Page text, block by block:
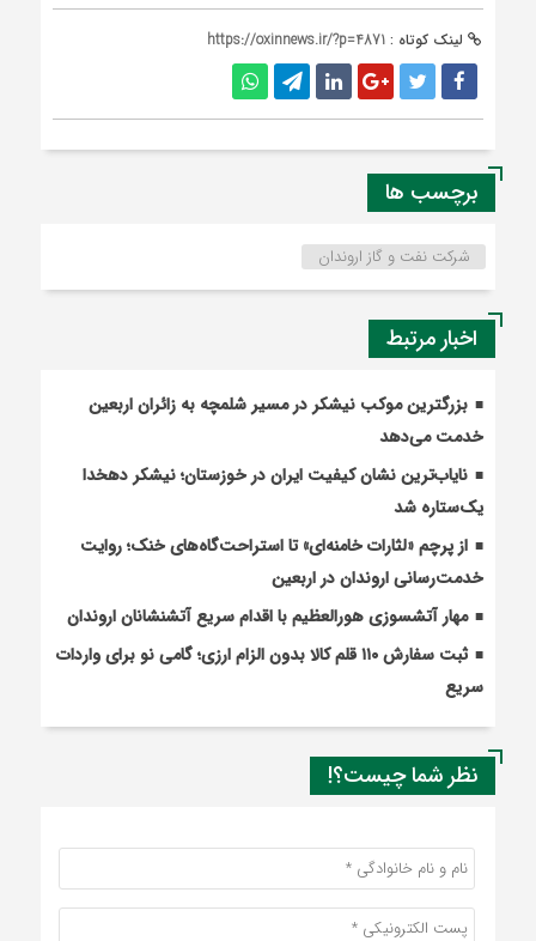
لینک کوتاه : https://oxinnews.ir/?p=4871
برچسب ها
شرکت نفت و گاز اروندان
اخبار مرتبط
بزرگترین موکب نیشکر در مسیر شلمچه به زائران اربعین
خدمت می‌دهد
نایاب‌ترین نشان کیفیت ایران در خوزستان؛ نیشکر دهخدا
یک‌ستاره شد
از پرچم «لثارات خامنه‌ای» تا استراحت‌گاه‌های خنک؛ روایت
خدمت‌رسانی اروندان در اربعین
مهار آتشسوزی هورالعظیم با اقدام سریع آتشنشانان اروندان
ثبت سفارش ۱۱۰ قلم کالا بدون الزام ارزی؛ گامی نو برای واردات
سریع
نظر شما چیست؟!